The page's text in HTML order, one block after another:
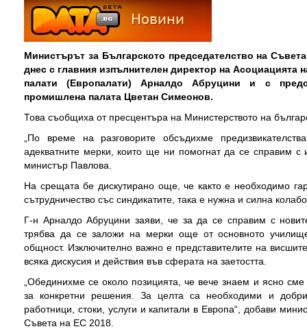
Министърът за Българското председателство на
днес с главния изпълнителен директор на Асоциацията
палати (Европалати) Арналдо Абруцини и с
промишлена палата Цветан Симеонов.
Това съобщиха от пресцентъра на Министерството на
„По време на разговорите обсъдихме
адекватните мерки, които ще ни помогнат да се справим с
министър Павлова.
На срещата бе дискутирано още, че както е необходимо
сътрудничество със синдикатите, така е нужна и силна
Г-н Арналдо Абруцини заяви, че за да се справим с
трябва да се заложи на мерки още от основното
общност. Изключително важно е представителите на
всяка дискусия и действия във сферата на заетостта.
„Обединихме се около позицията, че вече знаем и ясно
за конкретни решения. За целта са необходими и
работници, стоки, услуги и капитали в Европа“, добави
Съвета на ЕС 2018.